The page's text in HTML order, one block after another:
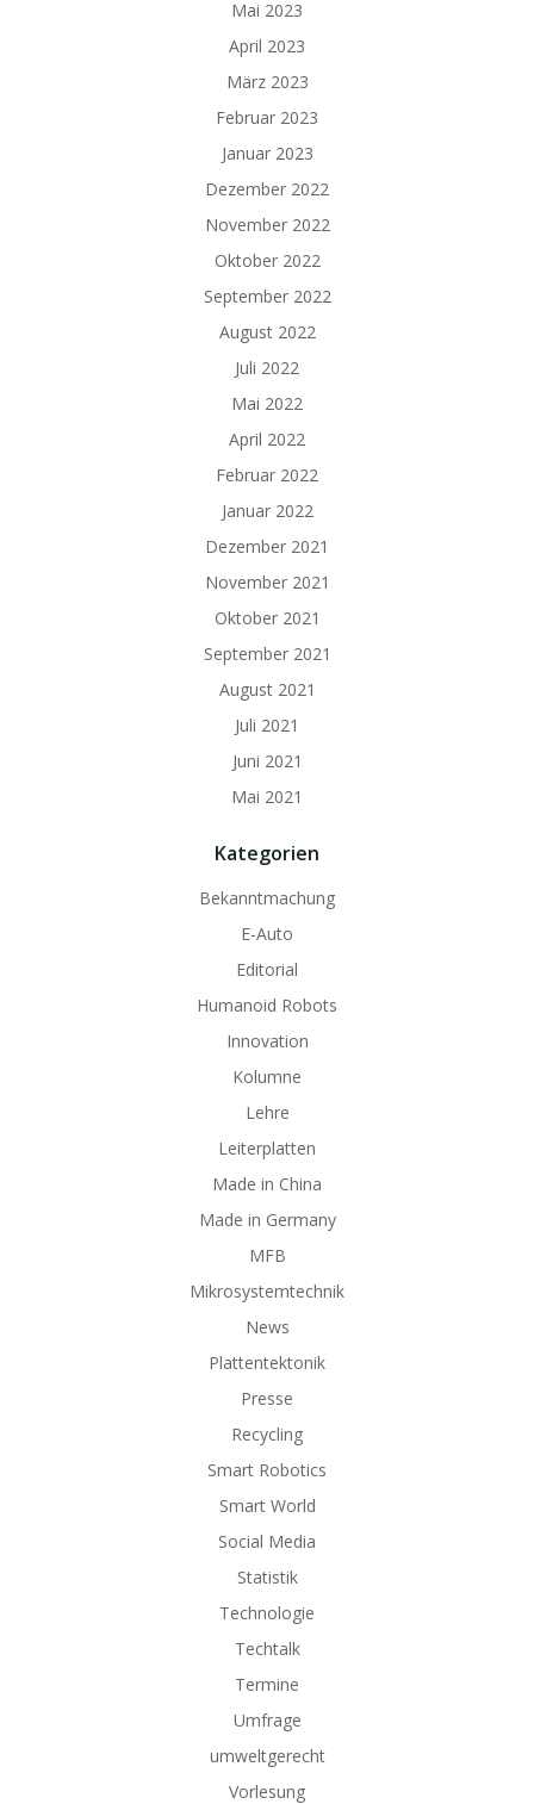
Mai 2023
April 2023
März 2023
Februar 2023
Januar 2023
Dezember 2022
November 2022
Oktober 2022
September 2022
August 2022
Juli 2022
Mai 2022
April 2022
Februar 2022
Januar 2022
Dezember 2021
November 2021
Oktober 2021
September 2021
August 2021
Juli 2021
Juni 2021
Mai 2021
Kategorien
Bekanntmachung
E-Auto
Editorial
Humanoid Robots
Innovation
Kolumne
Lehre
Leiterplatten
Made in China
Made in Germany
MFB
Mikrosystemtechnik
News
Plattentektonik
Presse
Recycling
Smart Robotics
Smart World
Social Media
Statistik
Technologie
Techtalk
Termine
Umfrage
umweltgerecht
Vorlesung